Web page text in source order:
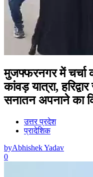
मुजफ्फरनगर में चर्चा
कांवड़ यात्रा,
सनातन अपनाने का
उत्तर प्रदेश
प्रादेशिक
byAbhishek Yadav
0